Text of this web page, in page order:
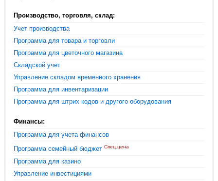
Производство, торговля, склад:
Учет производства
Программа для товара и торговли
Программа для цветочного магазина
Складской учет
Управление складом временного хранения
Программа для инвентаризации
Программа для штрих кодов и другого оборудования
Финансы:
Программа для учета финансов
Программа семейный бюджет Спец.цена
Программа для казино
Управление инвестициями